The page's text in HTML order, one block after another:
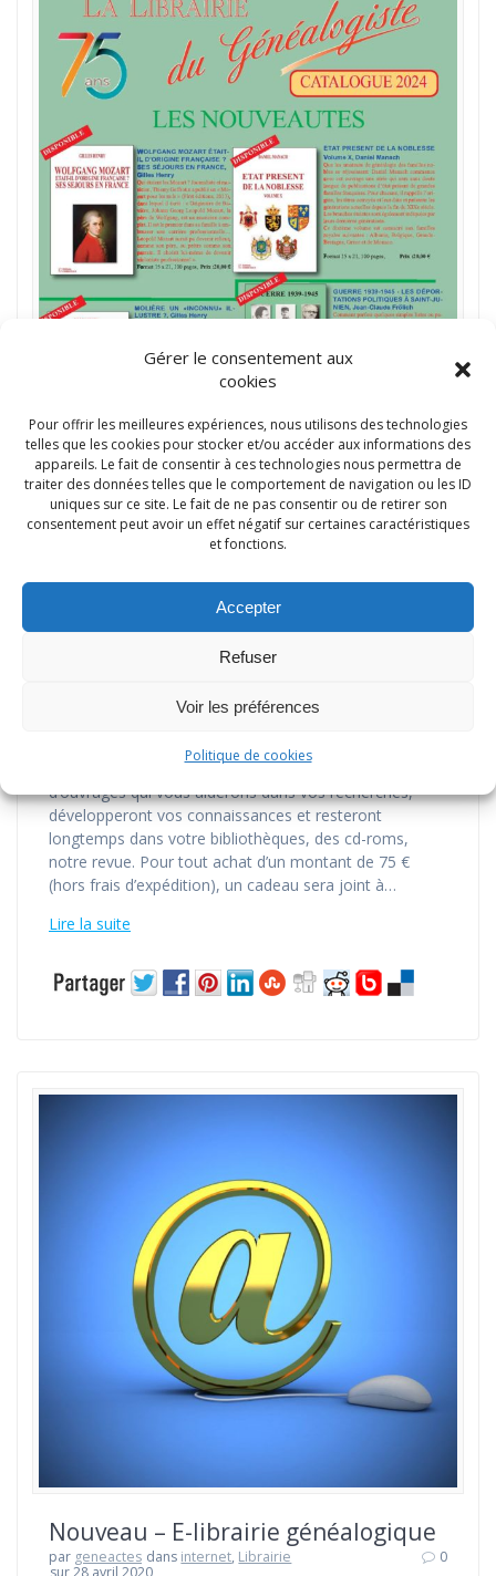
Gérer le consentement aux
cookies
Pour offrir les meilleures expériences, nous utilisons des technologies
telles que les cookies pour stocker et/ou accéder aux informations des
appareils. Le fait de consentir à ces technologies nous permettra de
traiter des données telles que le comportement de navigation ou les ID
uniques sur ce site. Le fait de ne pas consentir ou de retirer son
consentement peut avoir un effet négatif sur certaines caractéristiques
et fonctions.
Accepter
Refuser
Voir les préférences
Politique de cookies
Catalogue généalogique 2024 est
enfin disponible
Actualités,Librairie
Catalogue généalogique 2024 Vous trouverez dans ce
catalogue: 26 modèles différents d’arbres
généalogiques à remplir, une sélection de 900
d’ouvrages qui vous aiderons dans vos recherches,
développeront vos connaissances et resteront
longtemps dans votre bibliothèques, des cd-roms,
notre revue. Pour tout achat d’un montant de 75 €
(hors frais d’expédition), un cadeau sera joint à…
Lire la suite
Nouveau – E-librairie généalogique
par geneactes dans internet, Librairie
sur 28 avril 2020
0